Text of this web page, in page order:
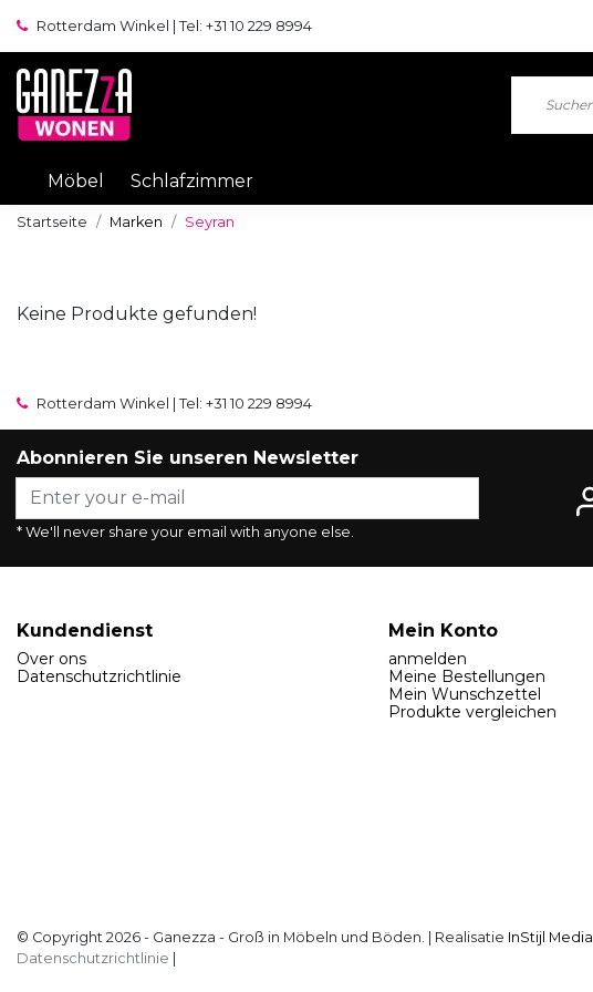
Rotterdam Winkel | Tel: +31 10 229 8994
Möbel Schlafzimmer
Startseite Marken Seyran
Keine Produkte gefunden!
Rotterdam Winkel | Tel: +31 10 229 8994
Abonnieren Sie unseren Newsletter
* We'll never share your email with anyone else.
Kundendienst
Over ons
Datenschutzrichtlinie
Mein Konto
anmelden
Meine Bestellungen
Mein Wunschzettel
Produkte vergleichen
© Copyright 2026 - Ganezza - Groß in Möbeln und Böden. | Realisatie InStijl Media
Datenschutzrichtlinie